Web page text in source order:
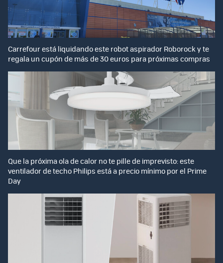
Carrefour está liquidando este robot aspirador Roborock y te
regala un cupón de más de 30 euros para próximas compras
Que la próxima ola de calor no te pille de imprevisto: este
ventilador de techo Philips está a precio mínimo por el Prime
Day